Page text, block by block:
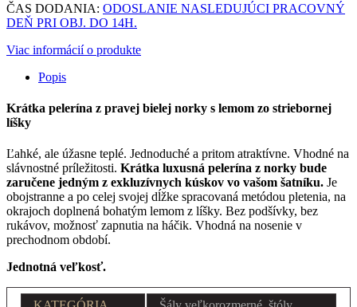
ČAS DODANIA: ODOSLANIE NASLEDUJÚCI PRACOVNÝ
DEŇ PRI OBJ. DO 14H.
Viac informácií o produkte
Popis
Krátka pelerína z pravej bielej norky s lemom zo striebornej
líšky
Ľahké, ale úžasne teplé. Jednoduché a pritom atraktívne. Vhodné na
slávnostné príležitosti. Krátka luxusná pelerína z norky bude
zaručene jedným z exkluzívnych kúskov vo vašom šatníku. Je
obojstranne a po celej svojej dĺžke spracovaná metódou pletenia, na
okrajoch doplnená bohatým lemom z líšky. Bez podšívky, bez
rukávov, možnosť zapnutia na háčik. Vhodná na nosenie v
prechodnom období.
Jednotná veľkosť.